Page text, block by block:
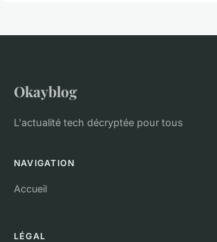
Okayblog
L'actualité tech décryptée pour tous
NAVIGATION
Accueil
LÉGAL